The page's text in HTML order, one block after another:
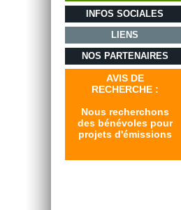
INFOS SOCIALES
LIENS
NOS PARTENAIRES
AVIS DE
RECHERCHE :
Nous recherchons
des bénévoles pour
projets d'émissions